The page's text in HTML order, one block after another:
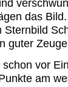
das
guter
vor
am